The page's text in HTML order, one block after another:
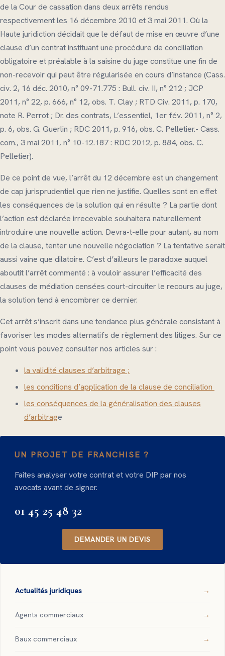
de la Cour de cassation dans deux arrêts rendus
respectivement les 16 décembre 2010 et 3 mai 2011. Où la
Haute juridiction décidait que le défaut de mise en œuvre d’une
clause d’un contrat instituant une procédure de conciliation
obligatoire et préalable à la saisine du juge constitue une fin de
non-recevoir qui peut être régularisée en cours d’instance (Cass.
civ. 2, 16 déc. 2010, n° 09-71.775 : Bull. civ. II, n° 212 ; JCP
2011, n° 22, p. 666, n° 12, obs. T. Clay ; RTD Civ. 2011, p. 170,
note R. Perrot ; Dr. des contrats, L’essentiel, 1er fév. 2011, n° 2,
p. 6, obs. G. Guerlin ; RDC 2011, p. 916, obs. C. Pelletier.- Cass.
com., 3 mai 2011, n° 10-12.187 : RDC 2012, p. 884, obs. C.
Pelletier).
De ce point de vue, l’arrêt du 12 décembre est un changement
de cap jurisprudentiel que rien ne justifie. Quelles sont en effet
les conséquences de la solution qui en résulte ? La partie dont
l’action est déclarée irrecevable souhaitera naturellement
introduire une nouvelle action. Devra-t-elle pour autant, au nom
de la clause, tenter une nouvelle négociation ? La tentative serait
aussi vaine que dilatoire. C’est d’ailleurs le paradoxe auquel
aboutit l’arrêt commenté : à vouloir assurer l’efficacité des
clauses de médiation censées court-circuiter le recours au juge,
la solution tend à encombrer ce dernier.
Cet arrêt s’inscrit dans une tendance plus générale consistant à
favoriser les modes alternatifs de règlement des litiges. Sur ce
point vous pouvez consulter nos articles sur :
la validité clauses d’arbitrage ;
les conditions d’application de la clause de conciliation
les conséquences de la généralisation des clauses
d’arbitrage
UN PROJET DE FRANCHISE ?
Faites analyser votre contrat et votre DIP par nos
avocats avant de signer.
01 45 25 48 32
DEMANDER UN DEVIS
Actualités juridiques
Agents commerciaux
Baux commerciaux